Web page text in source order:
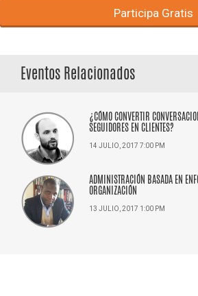
Participa Gratis
Eventos Relacionados
¿CÓMO CONVERTIR
SEGUIDORES EN CLIENTES?
14 JULIO, 2017 7:00 PM
ADMINISTRACIÓN BASADA EN
ORGANIZACIÓN
13 JULIO, 2017 1:00 PM